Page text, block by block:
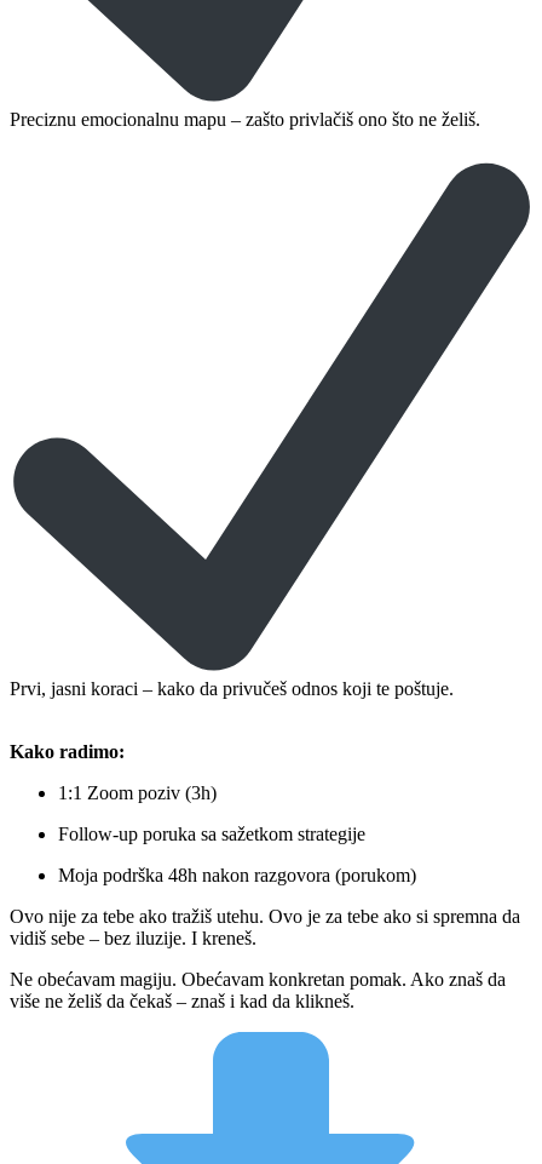
Preciznu emocionalnu mapu – zašto privlačiš ono što ne želiš.
Prvi, jasni koraci – kako da privučeš odnos koji te poštuje.
Kako radimo:
1:1 Zoom poziv (3h)
Follow-up poruka sa sažetkom strategije
Moja podrška 48h nakon razgovora (porukom)
Ovo nije za tebe ako tražiš utehu. Ovo je za tebe ako si spremna da
vidiš sebe – bez iluzije. I kreneš.
Ne obećavam magiju. Obećavam konkretan pomak. Ako znaš da
više ne želiš da čekaš – znaš i kad da klikneš.